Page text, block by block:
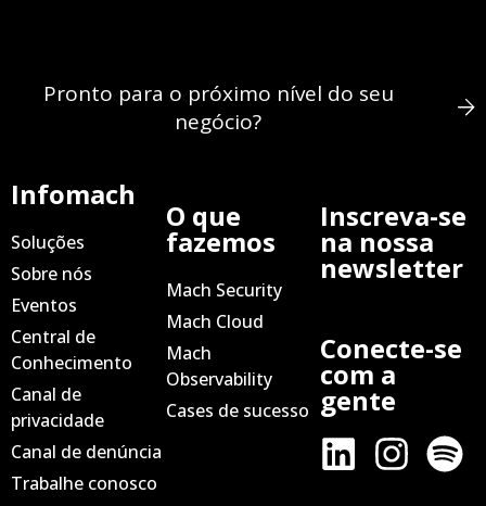
Pronto para o próximo nível do seu
negócio?
Infomach
Soluções
Sobre nós
Eventos
Central de
Conhecimento
Canal de
privacidade
Canal de denúncia
Trabalhe conosco
O que
fazemos
Mach Security
Mach Cloud
Mach
Observability
Cases de sucesso
Inscreva-se
na nossa
newsletter
Conecte-se
com a
gente